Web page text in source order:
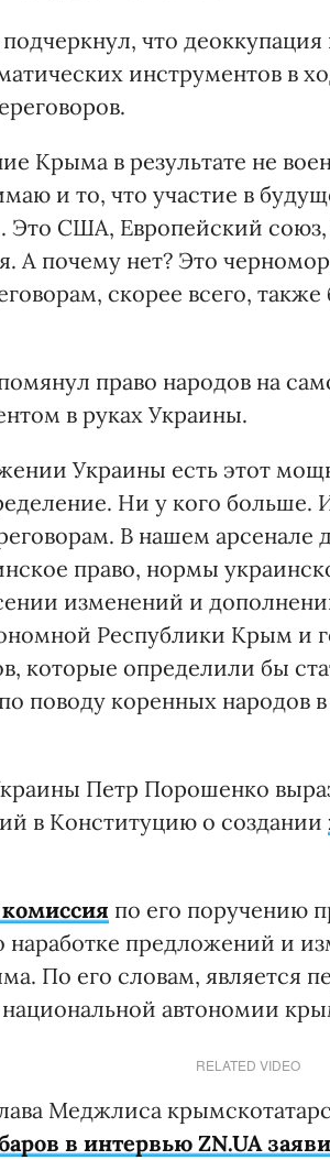
что
инструментов в
Крыма в результате не
и то, что участие в
Это США, Европейский союз,
А почему нет? Это
скорее всего,
право народов на
в руках Украины.
Украины есть этот
Ни у кого
В нашем арсенале
право, нормы
изменений и
Республики Крым и
которые определили бы
поводу коренных народов
Петр Порошенко
в Конституцию о создании
по его поручению
наработке предложений и
По его словам, является
автономии
RELATED VIDEO
Меджлиса
в интервью ZN.UA